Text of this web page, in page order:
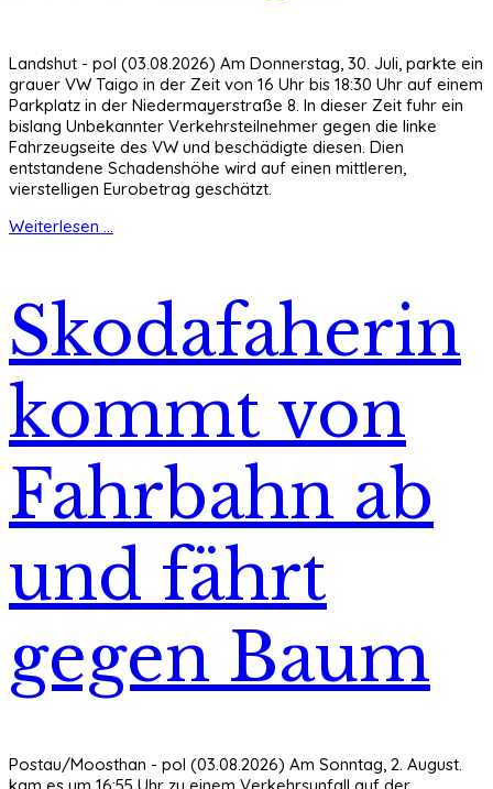
Landshut - pol (03.08.2026) Am Donnerstag, 30. Juli, parkte ein
grauer VW Taigo in der Zeit von 16 Uhr bis 18:30 Uhr auf einem
Parkplatz in der Niedermayerstraße 8. In dieser Zeit fuhr ein
bislang Unbekannter Verkehrsteilnehmer gegen die linke
Fahrzeugseite des VW und beschädigte diesen. Dien
entstandene Schadenshöhe wird auf einen mittleren,
vierstelligen Eurobetrag geschätzt.
Weiterlesen ...
Skodafaherin
kommt von
Fahrbahn ab
und fährt
gegen Baum
Postau/Moosthan - pol (03.08.2026) Am Sonntag, 2. August.